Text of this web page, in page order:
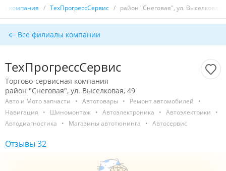
компания / ТехПрогрессСервис / район "Снеговая", ул. Выселковая,
Все филиалы компании
ТехПрогрессСервис
Торгово-сервисная компания
район "Снеговая", ул. Выселковая, 49
Авто и Мото запчасти • Автотовары • Ремонт автомобилей
•
Навигация
• Шиномонтаж • Автоэлектроника • Автоэлектрики
•
Автодиагностика
• Магазины автотюнинга • Автосервис
Отзывы 32